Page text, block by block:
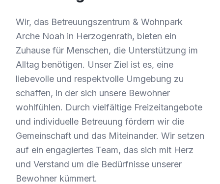
Wir, das Betreuungszentrum & Wohnpark
Arche Noah in Herzogenrath, bieten ein
Zuhause für Menschen, die Unterstützung im
Alltag benötigen. Unser Ziel ist es, eine
liebevolle und respektvolle Umgebung zu
schaffen, in der sich unsere Bewohner
wohlfühlen. Durch vielfältige Freizeitangebote
und individuelle Betreuung fördern wir die
Gemeinschaft und das Miteinander. Wir setzen
auf ein engagiertes Team, das sich mit Herz
und Verstand um die Bedürfnisse unserer
Bewohner kümmert.